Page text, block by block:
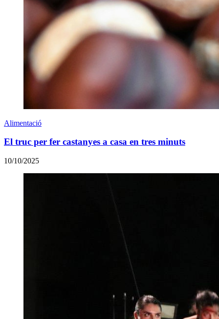
Alimentació
El truc per fer castanyes a casa en tres minuts
10/10/2025